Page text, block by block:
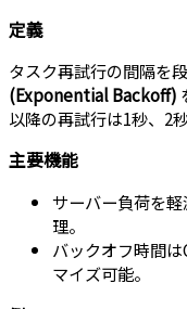
定義
タスク再試行の間隔を
(Exponential Backoff)
以降の再試行は1秒、2
主要機能
サーバー負荷を
理。
バックオフ時間
マイズ可能。